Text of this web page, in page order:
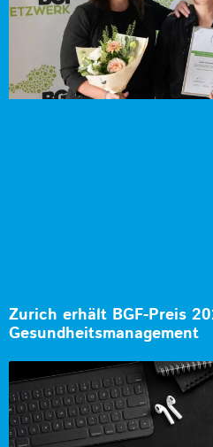
Zurich erhält BGF-Preis
Gesundheitsmanagement